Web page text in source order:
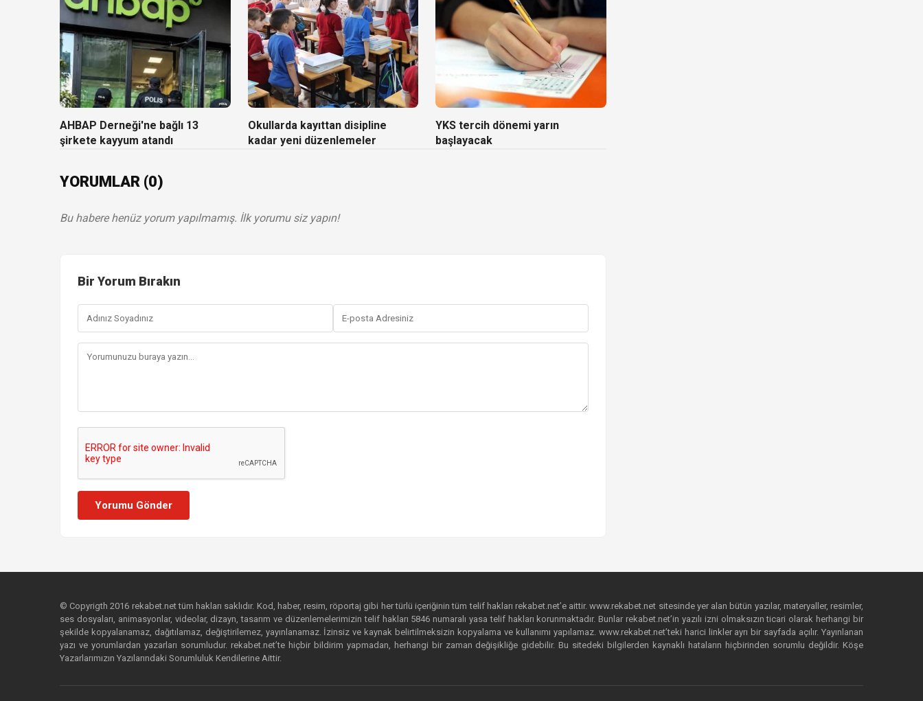
AHBAP Derneği'ne bağlı 13
şirkete kayyum atandı
Okullarda kayıttan disipline
kadar yeni düzenlemeler
YKS tercih dönemi yarın
başlayacak
YORUMLAR (0)
Bu habere henüz yorum yapılmamış. İlk yorumu siz yapın!
Bir Yorum Bırakın
Yorumu Gönder
© Copyrigth 2016 rekabet.net tüm hakları saklıdır. Kod, haber, resim, röportaj gibi her türlü içeriğinin tüm telif hakları rekabet.net’e aittir. www.rekabet.net sitesinde yer alan bütün yazılar, materyaller, resimler,
ses dosyaları, animasyonlar, videolar, dizayn, tasarım ve düzenlemelerimizin telif hakları 5846 numaralı yasa telif hakları korunmaktadır. Bunlar rekabet.net’in yazılı izni olmaksızın ticari olarak herhangi bir
şekilde kopyalanamaz, dağıtılamaz, değiştirilemez, yayınlanamaz. İzinsiz ve kaynak belirtilmeksizin kopyalama ve kullanımı yapılamaz. www.rekabet.net’teki harici linkler ayrı bir sayfada açılır. Yayınlanan
yazı ve yorumlardan yazarları sorumludur. rekabet.net’te hiçbir bildirim yapmadan, herhangi bir zaman değişikliğe gidebilir. Bu sitedeki bilgilerden kaynaklı hataların hiçbirinden sorumlu değildir. Köşe
Yazarlarımızın Yazılarındaki Sorumluluk Kendilerine Aittir.